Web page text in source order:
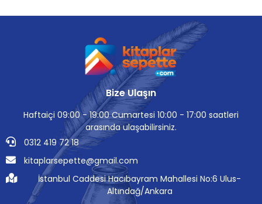
Bize Ulaşın
Haftaiçi 09:00 - 19:00 Cumartesi 10:00 - 17:00 saatleri
arasında ulaşabilirsiniz.
0312 419 72 18
kitaplarsepette@gmail.com
İstanbul Caddesi Hacıbayram Mahallesi No:6 Ulus-
Altındağ/Ankara